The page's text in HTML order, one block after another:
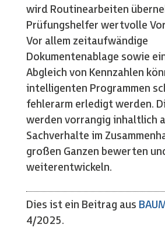
wird Routinearbeiten
Prüfungshelfer wertvolle
Vor allem zeitaufwändige
Dokumentenablage sowie
Abgleich von Kennzahlen
intelligenten Programmen
fehlerarm erledigt werden.
werden vorrangig inhaltlich
Sachverhalte im
großen Ganzen bewerten
weiterentwickeln.
Dies ist ein Beitrag aus
4/2025.